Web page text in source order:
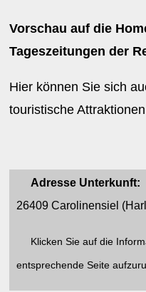
Vorschau auf die
Tageszeitungen der
Hier können Sie sich
touristische
Adresse Unterkunft:
26409 Carolinensiel
Klicken Sie auf die
entsprechende Seite